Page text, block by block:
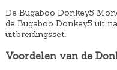
De Bugaboo Donkey5
de Bugaboo Donkey5 uit
uitbreidingsset.
Voordelen van de